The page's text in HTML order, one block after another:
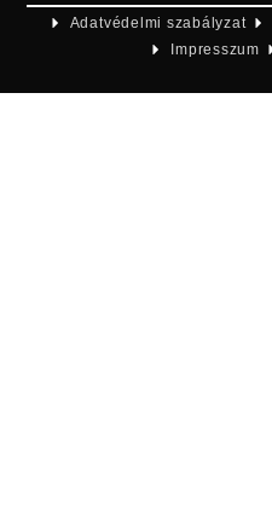
Adatvédelmi szabályzat
Impresszum